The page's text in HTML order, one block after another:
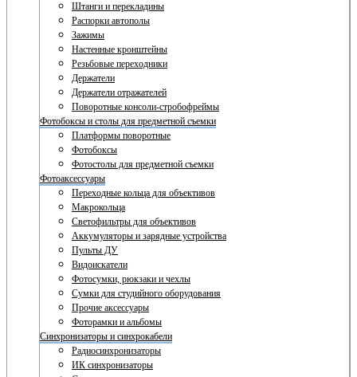
Штанги и перекладины
Распорки автополы
Зажимы
Настенные кронштейны
Резьбовые переходники
Держатели
Держатели отражателей
Поворотные консоли-стробофреймы
Фотобоксы и столы для предметной съемки
Платформы поворотные
Фотобоксы
Фотостолы для предметной съемки
Фотоаксессуары
Переходные кольца для объективов
Макрокольца
Светофильтры для объективов
Аккумуляторы и зарядные устройства
Пульты ДУ
Видоискатели
Фотосумки, рюкзаки и чехлы
Сумки для студийного оборудования
Прочие аксессуары
Фоторамки и альбомы
Синхронизаторы и синхрокабели
Радиосинхронизаторы
ИК синхронизаторы